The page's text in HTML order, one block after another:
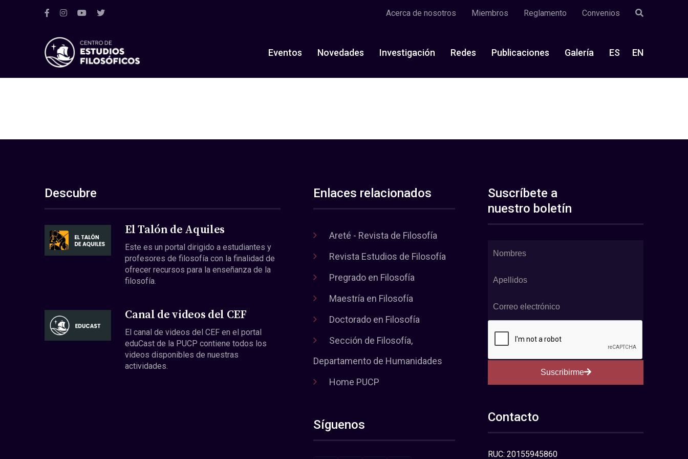
Acerca de nosotros Miembros Reglamento Convenios
Eventos Novedades Investigación Redes Publicaciones Galería ES EN
Descubre
El Talón de Aquiles
Este es un portal dirigido a estudiantes y
profesores de filosofía con la finalidad de
ofrecer recursos para la enseñanza de la
filosofía.
Canal de videos del CEF
El canal de videos del CEF en el portal
eduCast de la PUCP contiene todos los
videos disponibles de nuestras
actividades.
Enlaces relacionados
Areté - Revista de Filosofía
Revista Estudios de Filosofía
Pregrado en Filosofía
Maestría en Filosofía
Doctorado en Filosofía
Sección de Filosofía,
Departamento de Humanidades
Home PUCP
Síguenos
Suscríbete a
nuestro boletín
Suscribirme
Contacto
RUC: 20155945860